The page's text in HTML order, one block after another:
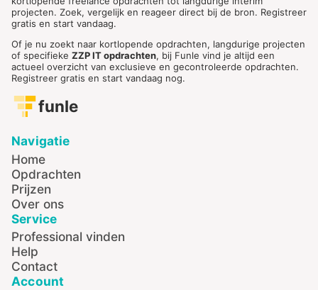
projecten. Zoek, vergelijk en reageer direct bij de bron. Registreer
gratis en start vandaag.
Of je nu zoekt naar kortlopende opdrachten, langdurige projecten
of specifieke ZZP IT opdrachten, bij Funle vind je altijd een
actueel overzicht van exclusieve en gecontroleerde opdrachten.
Registreer gratis en start vandaag nog.
funle
Navigatie
Home
Opdrachten
Prijzen
Over ons
Service
Professional vinden
Help
Contact
Account